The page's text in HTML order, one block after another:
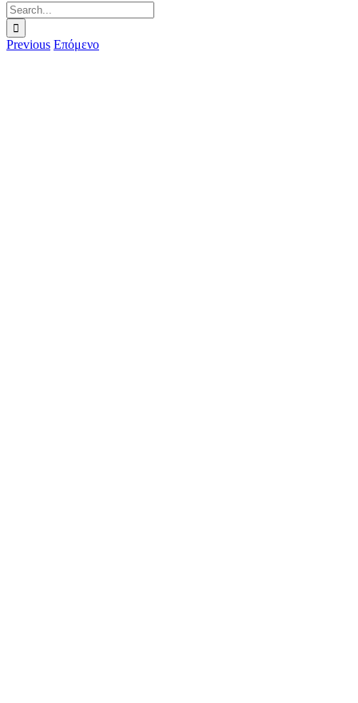
Search
for:
Previous Επόμενο